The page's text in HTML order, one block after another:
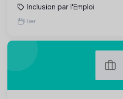
Inclusion par l'Emploi
Hier